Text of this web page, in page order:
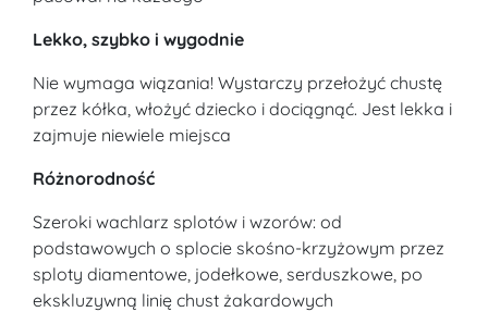
Lekko, szybko i wygodnie
Nie wymaga wiązania! Wystarczy przełożyć chustę
przez kółka, włożyć dziecko i dociągnąć. Jest lekka i
zajmuje niewiele miejsca
Różnorodność
Szeroki wachlarz splotów i wzorów: od
podstawowych o splocie skośno-krzyżowym przez
sploty diamentowe, jodełkowe, serduszkowe, po
ekskluzywną linię chust żakardowych